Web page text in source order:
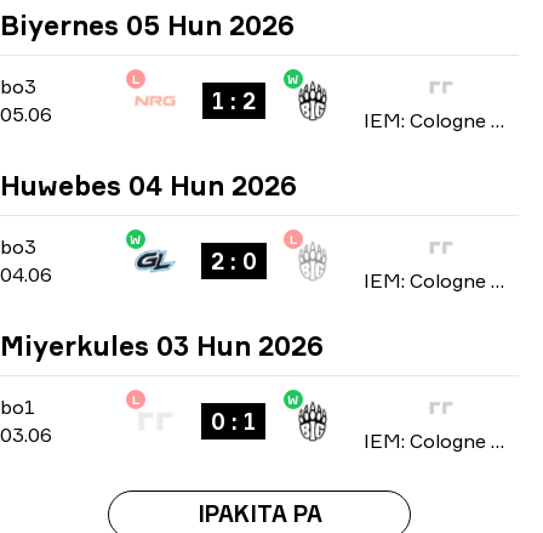
Biyernes 05 Hun 2026
bo3
bo3
05.06
L
1 : 2
W
IEM: Cologne Major 2026
Huwebes 04 Hun 2026
bo3
bo3
04.06
W
2 : 0
L
IEM: Cologne Major 2026
Miyerkules 03 Hun 2026
bo1
bo1
03.06
L
0 : 1
W
IEM: Cologne Major 2026
IPAKITA PA